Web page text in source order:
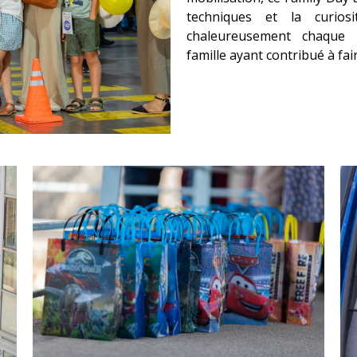
techniques et la
chaleureusement
famille ayant contribué à